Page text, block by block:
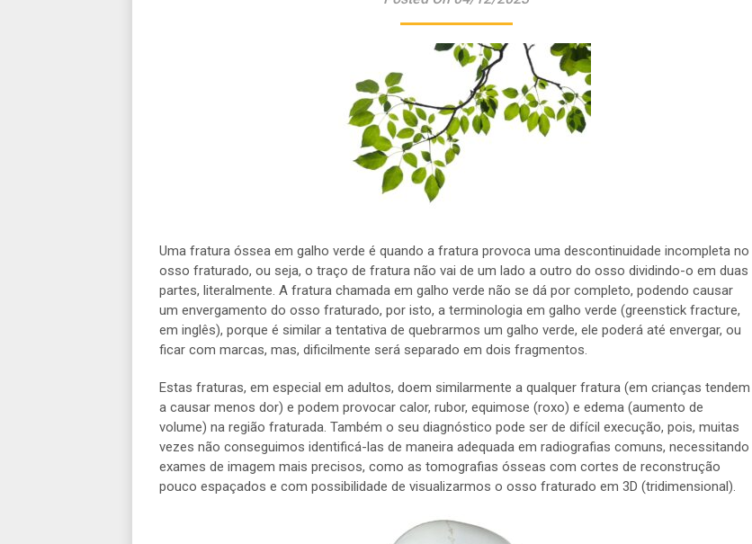
Uma fratura óssea em galho verde é quando a fratura provoca uma descontinuidade incompleta no
osso fraturado, ou seja, o traço de fratura não vai de um lado a outro do osso dividindo-o em duas
partes, literalmente. A fratura chamada em galho verde não se dá por completo, podendo causar
um envergamento do osso fraturado, por isto, a terminologia em galho verde (greenstick fracture,
em inglês), porque é similar a tentativa de quebrarmos um galho verde, ele poderá até envergar, ou
ficar com marcas, mas, dificilmente será separado em dois fragmentos.
Estas fraturas, em especial em adultos, doem similarmente a qualquer fratura (em crianças tendem
a causar menos dor) e podem provocar calor, rubor, equimose (roxo) e edema (aumento de
volume) na região fraturada. Também o seu diagnóstico pode ser de difícil execução, pois, muitas
vezes não conseguimos identificá-las de maneira adequada em radiografias comuns, necessitando
exames de imagem mais precisos, como as tomografias ósseas com cortes de reconstrução
pouco espaçados e com possibilidade de visualizarmos o osso fraturado em 3D (tridimensional).